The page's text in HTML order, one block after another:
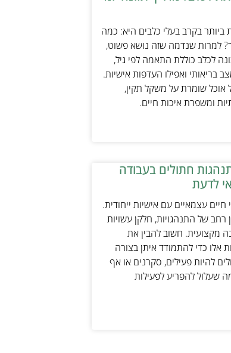
בקרב בעלי כלבים היא: כמה
למרות שנדמה שזה נושא פשוט,
לכלב כוללת התאמה לפי גיל,
בריאותי ואפילו העדפות אישיות.
שומרת על משקל תקין,
ומשפרת איכות חיים.
חתולים בעבודה
לדעת
עצמאיים עם אישיות ייחודית.
רחב של התנהגויות, חלקן עשויות
מקצועית. חשוב להבין את
אלו כדי להתמודד איתן בצורה
להיות פעילים, סקרנים או אף
שעלול להפריע לפעילות